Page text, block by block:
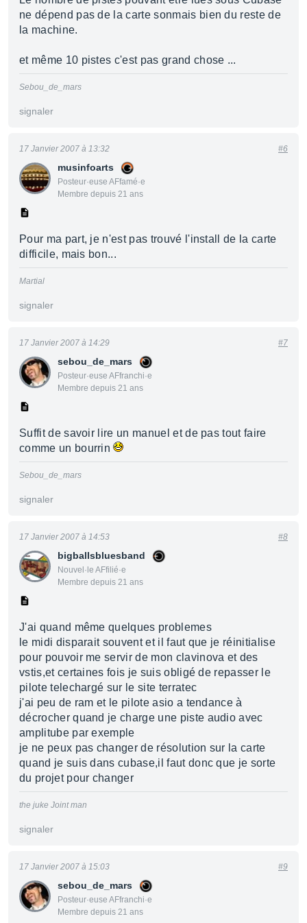
ne dépend pas de la carte sonmais bien du reste de
la machine.
et même 10 pistes c'est pas grand chose ...
Sebou_de_mars
signaler
musinfoarts
Posteur·euse AFfamé·e
Membre depuis 21 ans
17 Janvier 2007 à 13:32 #6
Pour ma part, je n'est pas trouvé l'install de la carte
difficile, mais bon...
Martial
signaler
sebou_de_mars
Posteur·euse AFfranchi·e
Membre depuis 21 ans
17 Janvier 2007 à 14:29 #7
Suffit de savoir lire un manuel et de pas tout faire
comme un bourrin
Sebou_de_mars
signaler
bigballsbluesband
Nouvel·le AFfilié·e
Membre depuis 21 ans
17 Janvier 2007 à 14:53 #8
J'ai quand même quelques problemes
le midi disparait souvent et il faut que je réinitialise
pour pouvoir me servir de mon clavinova et des
vstis,et certaines fois je suis obligé de repasser le
pilote telechargé sur le site terratec
j'ai peu de ram et le pilote asio a tendance à
décrocher quand je charge une piste audio avec
amplitube par exemple
je ne peux pas changer de résolution sur la carte
quand je suis dans cubase,il faut donc que je sorte
du projet pour changer
the juke Joint man
signaler
sebou_de_mars
Posteur·euse AFfranchi·e
Membre depuis 21 ans
17 Janvier 2007 à 15:03 #9